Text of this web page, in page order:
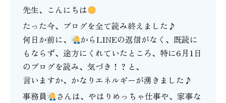
先生、こんにちは
たった今、ブログを全て読み終えました♪
何日か前に、
からLINEの返信がなく、既読に
もならず、途方にくれていたところ、特に6月1日
のブログを読み、気づき！？と、
言いますか、かなりエネルギーが湧きました♪
事務員
さんは、やはりめっちゃ仕事や、家事な